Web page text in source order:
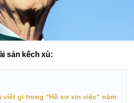
sản kếch xù:
viết gì trong “Hồ sơ xin việc" năm